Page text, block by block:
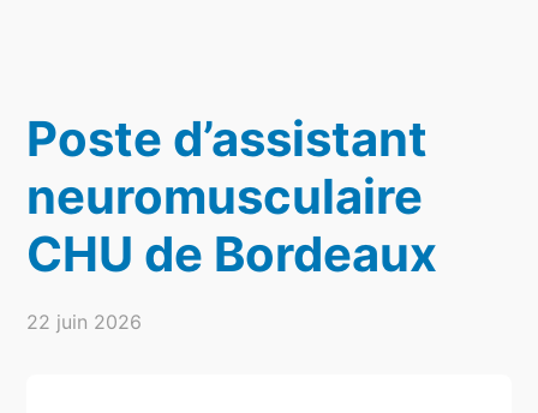
Poste d’assistant
neuromusculaire
CHU de Bordeaux
22 juin 2026